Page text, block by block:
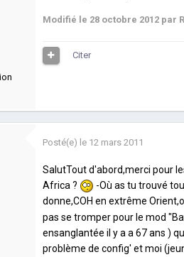
Modifié le 28 octobre 2012 par
Citer
Posté(e) le 12 mars 2011
SalutTout d'abord,merci pour
Africa ?
-Où as tu trouvé
donne,COH en extrême
pas se tromper pour le mod
ensanglantée il y a a 67 ans )
problème de config' et moi